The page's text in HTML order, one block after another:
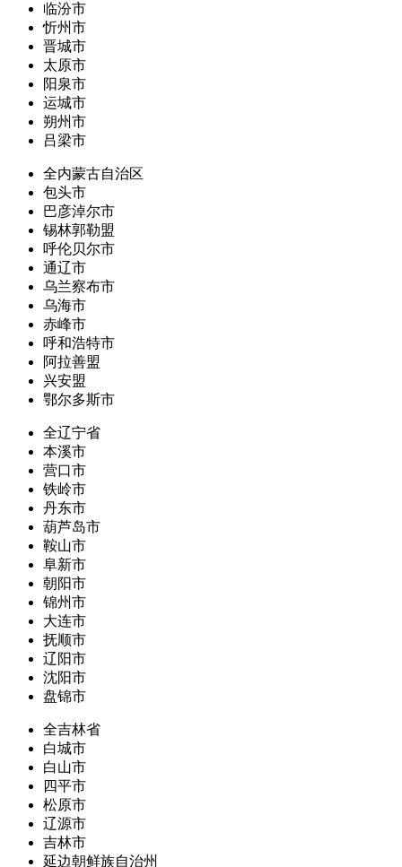
临汾市
忻州市
晋城市
太原市
阳泉市
运城市
朔州市
吕梁市
全内蒙古自治区
包头市
巴彦淖尔市
锡林郭勒盟
呼伦贝尔市
通辽市
乌兰察布市
乌海市
赤峰市
呼和浩特市
阿拉善盟
兴安盟
鄂尔多斯市
全辽宁省
本溪市
营口市
铁岭市
丹东市
葫芦岛市
鞍山市
阜新市
朝阳市
锦州市
大连市
抚顺市
辽阳市
沈阳市
盘锦市
全吉林省
白城市
白山市
四平市
松原市
辽源市
吉林市
延边朝鲜族自治州